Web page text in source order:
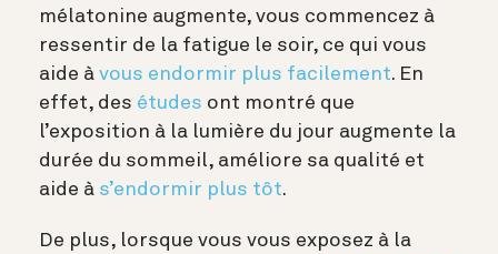
mélatonine augmente, vous commencez à
ressentir de la fatigue le soir, ce qui vous
aide à vous endormir plus facilement. En
effet, des études ont montré que
l’exposition à la lumière du jour augmente la
durée du sommeil, améliore sa qualité et
aide à s’endormir plus tôt.
De plus, lorsque vous vous exposez à la